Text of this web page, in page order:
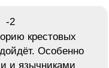
-2
крестовых
Особенно
и язычниками